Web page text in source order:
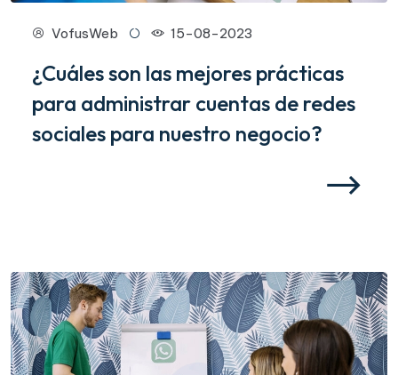
VofusWeb 15-08-2023
¿Cuáles son las mejores prácticas
para administrar cuentas de redes
sociales para nuestro negocio?